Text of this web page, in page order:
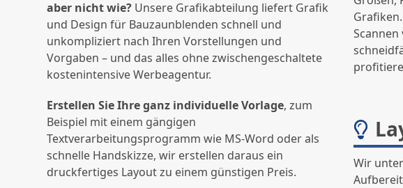
aber nicht wie? Unsere Grafikabteilung liefert Grafik
und Design für Bauzaunblenden schnell und
unkompliziert nach Ihren Vorstellungen und
Vorgaben – und das alles ohne zwischengeschaltete
kostenintensive Werbeagentur.
Erstellen Sie Ihre ganz individuelle Vorlage, zum
Beispiel mit einem gängigen
Textverarbeitungsprogramm wie MS-Word oder als
schnelle Handskizze, wir erstellen daraus ein
druckfertiges Layout zu einem günstigen Preis.
Wir